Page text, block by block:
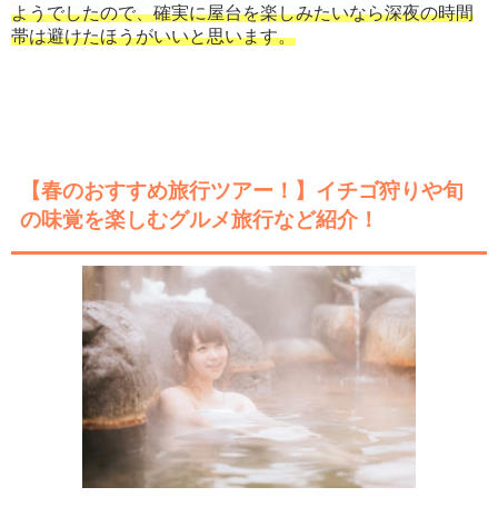
ようでしたので、確実に屋台を楽しみたいなら深夜の時間
帯は避けたほうがいいと思います。
【春のおすすめ旅行ツアー！】イチゴ狩りや旬
の味覚を楽しむグルメ旅行など紹介！